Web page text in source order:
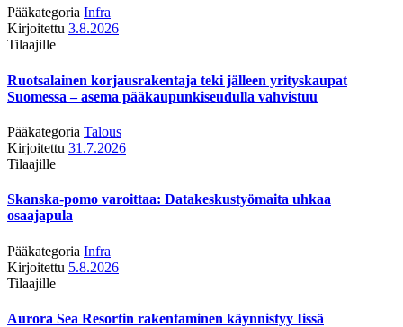
Pääkategoria Infra
Kirjoitettu 3.8.2026
Tilaajille
Ruotsalainen korjausrakentaja teki jälleen yrityskaupat
Suomessa – asema pääkaupunkiseudulla vahvistuu
Pääkategoria Talous
Kirjoitettu 31.7.2026
Tilaajille
Skanska-pomo varoittaa: Datakeskustyömaita uhkaa
osaajapula
Pääkategoria Infra
Kirjoitettu 5.8.2026
Tilaajille
Aurora Sea Resortin rakentaminen käynnistyy Iissä